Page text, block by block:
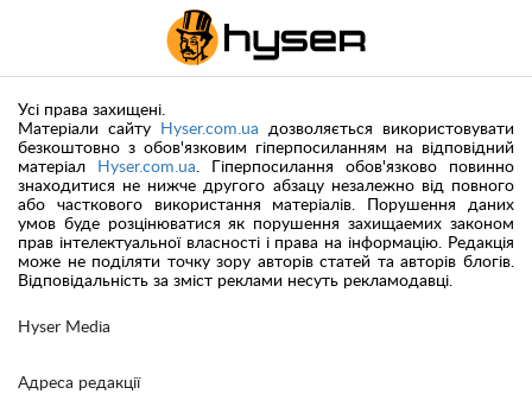
Hyser Media
Адреса редакції
Усі права захищені.
Матеріали сайту
Hyser.com.ua дозволяється використовувати
безкоштовно з обов'язковим гіперпосиланням на відповідний
матеріал
Hyser.com.ua. Гіперпосилання обов'язково повинно
знаходитися не нижче другого абзацу незалежно від повного
або часткового використання матеріалів. Порушення даних
умов буде розцінюватися як порушення захищаемих законом
прав інтелектуальної власності і права на інформацію. Редакція
може не поділяти точку зору авторів статей та авторів блогів.
Відповідальність за зміст реклами несуть рекламодавці.